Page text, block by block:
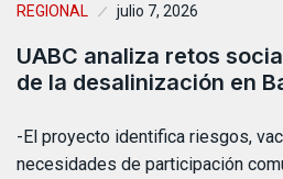
REGIONAL julio 7, 2026
UABC analiza retos
de la desalinización en
-El proyecto identifica riesgos,
necesidades de participación